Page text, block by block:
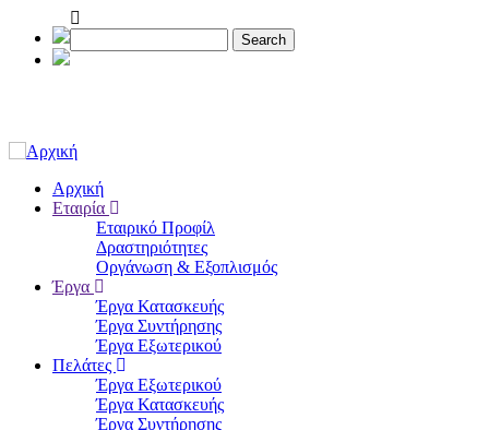
Παράκαμψη
προς
Main
navigation
Αρχική
Εταιρία
Εταιρικό Προφίλ
Δραστηριότητες
Οργάνωση & Εξοπλισμός
Έργα
Έργα Κατασκευής
Έργα Συντήρησης
Έργα Εξωτερικού
Πελάτες
Έργα Εξωτερικού
Έργα Κατασκευής
Έργα Συντήρησης